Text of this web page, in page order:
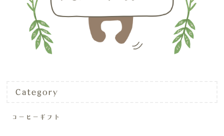
Category
コーヒーギフト